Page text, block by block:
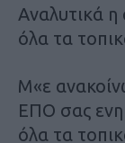
Αναλυτικά
όλα τα
Μ«ε
ΕΠΟ σας
όλα τα